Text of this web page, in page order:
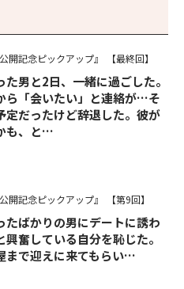
開記念ピックアップ』 【最終回】
た男と2日、一緒に過ごした。
ら「会いたい」と連絡が…そ
定だったけど辞退した。彼が
も、と…
開記念ピックアップ』 【第9回】
たばかりの男にデートに誘わ
奮している自分を恥じた。
まで迎えに来てもらい…